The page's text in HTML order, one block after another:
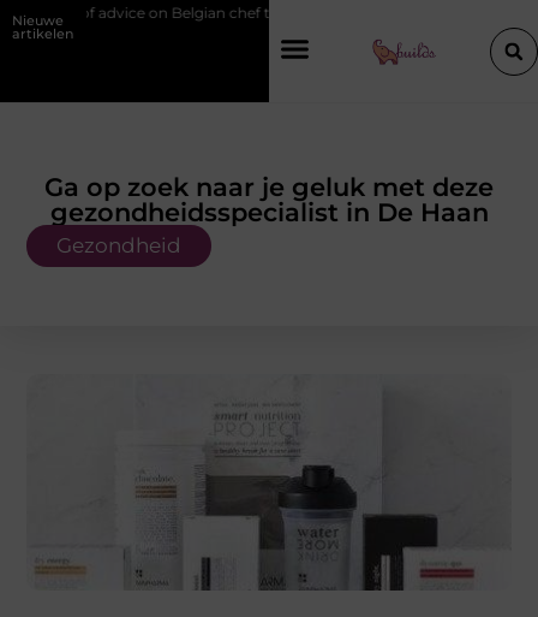
Nieuwe
artikelen
Belgian chef training and education
Ga op zoek naar je geluk met deze
gezondheidsspecialist in De Haan
Gezondheid